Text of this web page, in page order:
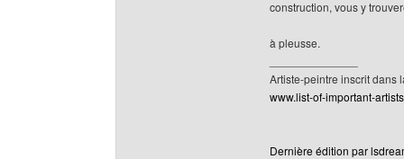
construction, vous y
à pleusse.
Artiste-peintre inscrit dans
www.list-of-important-
Dernière édition par